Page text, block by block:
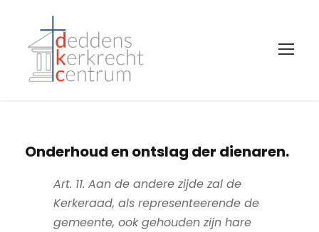
Onderhoud en ontslag der dienaren.
Art. 11. Aan de andere zijde zal de
Kerkeraad, als representeerende de
gemeente, ook gehouden zijn hare